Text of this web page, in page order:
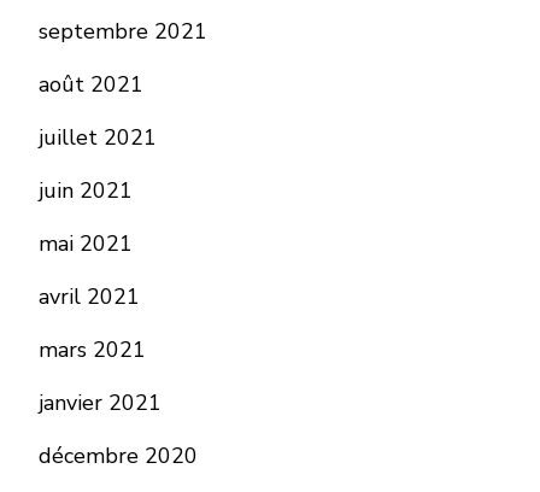
septembre 2021
août 2021
juillet 2021
juin 2021
mai 2021
avril 2021
mars 2021
janvier 2021
décembre 2020